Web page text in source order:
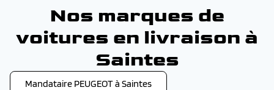
Nos marques de
voitures en livraison à
Saintes
Mandataire PEUGEOT à Saintes